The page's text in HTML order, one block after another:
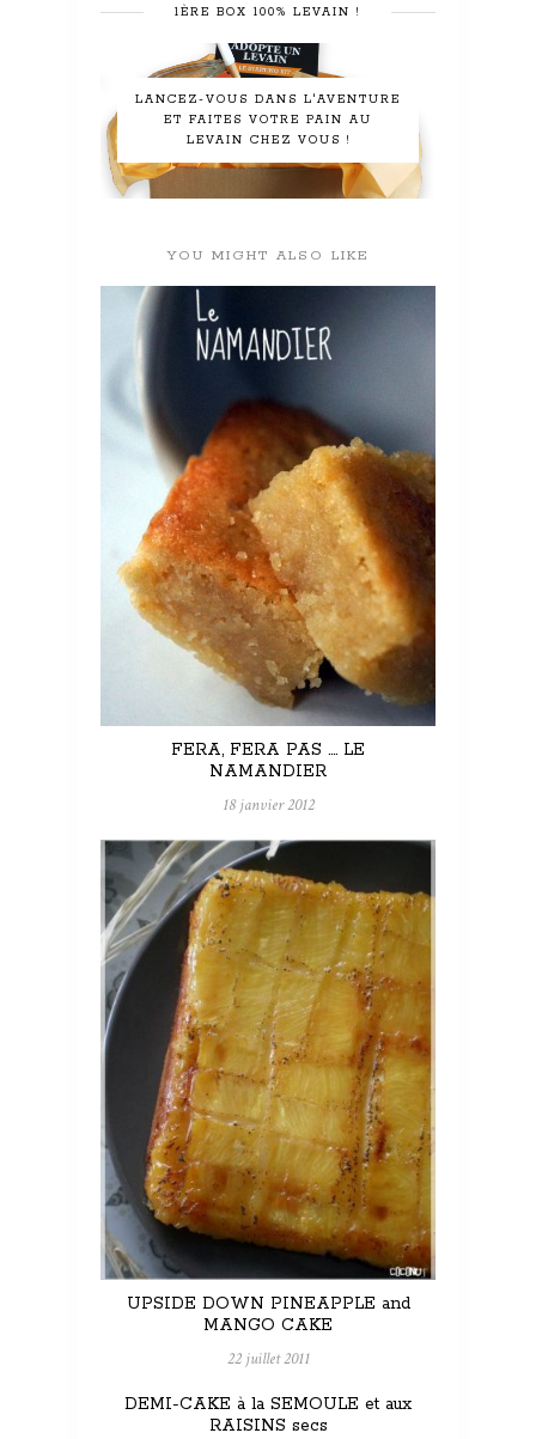
1ÈRE BOX 100% LEVAIN !
LANCEZ-VOUS DANS L'AVENTURE
ET FAITES VOTRE PAIN AU
LEVAIN CHEZ VOUS !
YOU MIGHT ALSO LIKE
FERA, FERA PAS …. LE
NAMANDIER
18 janvier 2012
UPSIDE DOWN PINEAPPLE and
MANGO CAKE
22 juillet 2011
DEMI-CAKE à la SEMOULE et aux
RAISINS secs